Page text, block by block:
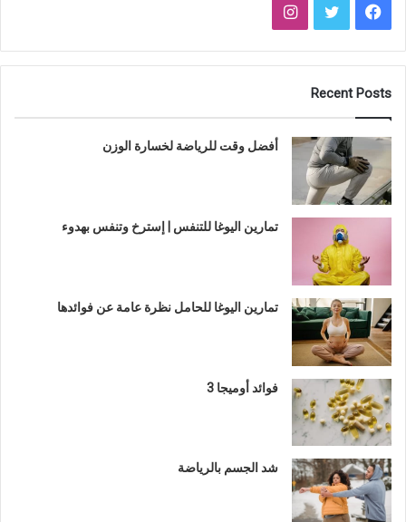
فيسبوك تويتر انستقرام
Recent Posts
أفضل وقت للرياضة لخسارة الوزن
تمارين اليوغا للتنفس | إسترخ وتنفس بهدوء
تمارين اليوغا للحامل نظرة عامة عن فوائدها
فوائد أوميجا 3
شد الجسم بالرياضة